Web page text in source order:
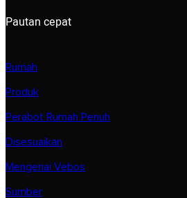
Pautan cepat
Rumah
Produk
Perabot Rumah Penuh
Disesuaikan
Mengenai Vebos
Sumber